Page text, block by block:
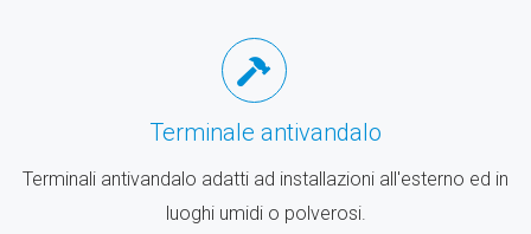
Terminale antivandalo
Terminali antivandalo adatti ad installazioni all'esterno ed in
luoghi umidi o polverosi.